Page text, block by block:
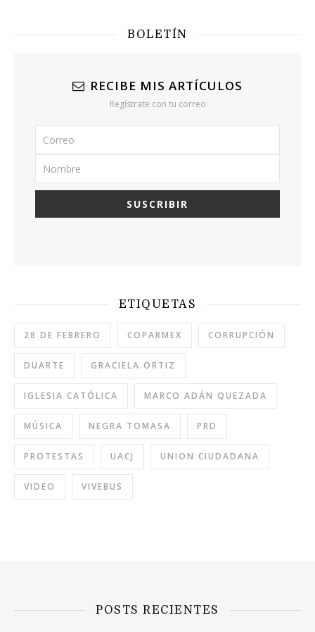
BOLETÍN
RECIBE MIS ARTÍCULOS
Regístrate con tu correo
ETIQUETAS
28 DE FEBRERO COPARMEX CORRUPCIÓN
DUARTE GRACIELA ORTIZ
IGLESIA CATÓLICA MARCO ADÁN QUEZADA
MÚSICA NEGRA TOMASA PRD
PROTESTAS UACJ UNION CIUDADANA
VIDEO VIVEBUS
POSTS RECIENTES